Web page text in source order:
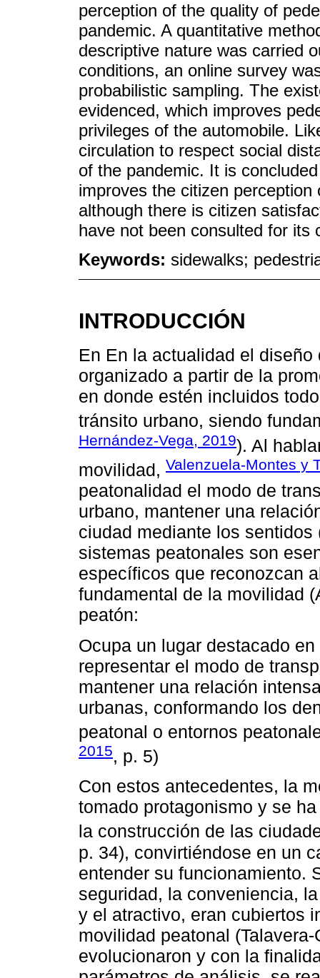
perception of the quality of
pandemic. A quantitative
descriptive nature was carried
conditions, an online survey
probabilistic sampling. The
evidenced, which improves
privileges of the automobile.
circulation to respect social
of the pandemic. It is
improves the citizen
although there is citizen
have not been consulted for its
Keywords: sidewalks;
INTRODUCCIÓN
En En la actualidad el
organizado a partir de la
en donde estén incluidos
tránsito urbano, siendo
Hernández-Vega, 2019). Al
movilidad, Valenzuela-Montes y
peatonalidad el modo de
urbano, mantener una
ciudad mediante los
sistemas peatonales son
específicos que reconozcan
fundamental de la movilidad
peatón:
Ocupa un lugar destacado
representar el modo de
mantener una relación
urbanas, conformando los
peatonal o entornos
2015, p. 5)
Con estos antecedentes, la
tomado protagonismo y se
la construcción de las
p. 34), convirtiéndose en un
entender su funcionamiento.
seguridad, la conveniencia,
y el atractivo, eran cubiertos
movilidad peatonal
evolucionaron y con la